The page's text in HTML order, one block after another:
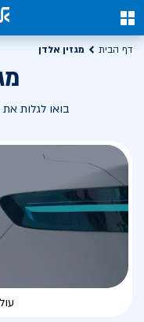
0
דף הבית מגזין אלדן
בואו לגלות